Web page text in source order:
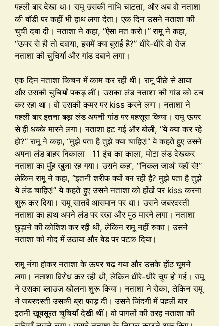
पहली बार देखा था। रामू उसकी नाभि चाटता, और अब वो नताशा
की बॉडी पर कहीं भी हाथ लगा देता। एक दिन उसने नताशा की
चुची दबा दी। नताशा ने कहा, “ऐसा मत करो।” रामू ने कहा,
“ऊपर से ही तो दबाया, इसमें क्या बुराई है?” धीरे-धीरे वो रोज़
नताशा की चुचियाँ और गांड दबाने लगा।
एक दिन नताशा किचन में काम कर रही थी। रामू पीछे से आया
और उसकी चुचियाँ पकड़ लीं। उसका लंड नताशा की गांड को टच
कर रहा था। वो उसकी कमर पर kiss करने लगा। नताशा ने
पहली बार इतना बड़ा लंड अपनी गांड पर महसूस किया। रामू ऊपर
से ही धक्के मारने लगा। नताशा हट गई और बोली, “ये क्या कर रहे
हो?” रामू ने कहा, “मुझे पता है तुझे क्या चाहिए!” ये कहते हुए उसने
अपना लंड बाहर निकाला। 11 इंच का काला, मोटा लंड देखकर
नताशा का मुँह खुला रह गया। उसने कहा, “निकल जाओ यहाँ से!”
लेकिन रामू ने कहा, “इतनी शरीफ क्यों बन रही है? मुझे पता है तुझे
ये लंड चाहिए!” ये कहते हुए उसने नताशा को होंठों पर kiss करना
शुरू कर दिया। रामू सातवें आसमान पर था। उसने जबरदस्ती
नताशा का हाथ अपने लंड पर रखा और मुठ मारने लगा। नताशा
छुड़ाने की कोशिश कर रही थी, लेकिन रामू नहीं रुका। उसने
नताशा को गोद में उठाया और बेड पर पटक दिया।
रामू नंगा होकर नताशा के ऊपर चढ़ गया और उसके होंठ चूमने
लगा। नताशा विरोध कर रही थी, लेकिन धीरे-धीरे चुप हो गई। रामू
ने उसका ब्लाउज़ खोलना शुरू किया। नताशा ने रोका, लेकिन रामू
ने जबरदस्ती उसकी ब्रा फाड़ दी। उसने जिंदगी में पहली बार
इतनी खूबसूरत चुचियाँ देखी थीं। वो पागलों की तरह नताशा की